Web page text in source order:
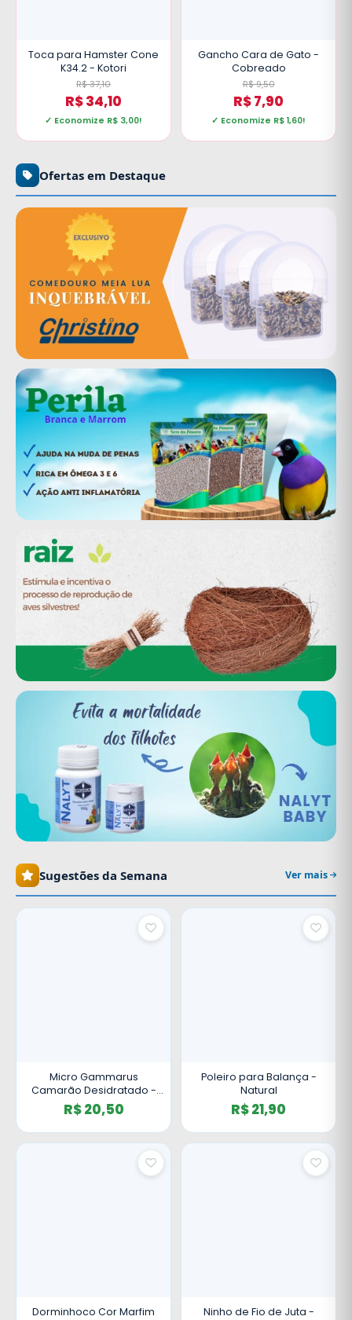
Toca para Hamster Cone
K34.2 - Kotori
R$ 37,10
R$ 34,10
✓ Economize R$ 3,00!
Gancho Cara de Gato -
Cobreado
R$ 9,50
R$ 7,90
✓ Economize R$ 1,60!
Ofertas em Destaque
Sugestões da Semana Ver mais
Micro Gammarus
Camarão Desidratado -
50g
R$ 20,50
Poleiro para Balança -
Natural
R$ 21,90
Dorminhoco Cor Marfim
Ninho de Fio de Juta -